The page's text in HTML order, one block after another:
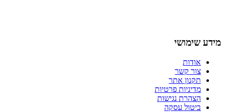
מידע שימושי
אודות
צור קשר
תקנון אתר
מדיניות פרטיות
הצהרת נגישות
ביטול עסקה